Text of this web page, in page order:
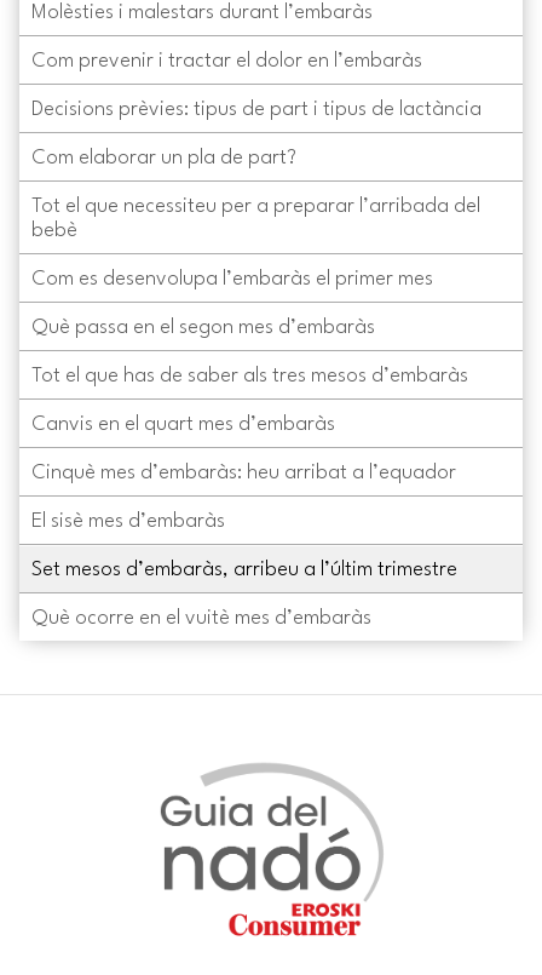
Molèsties i malestars durant l’embaràs
Com prevenir i tractar el dolor en l’embaràs
Decisions prèvies: tipus de part i tipus de lactància
Com elaborar un pla de part?
Tot el que necessiteu per a preparar l’arribada del
bebè
Com es desenvolupa l’embaràs el primer mes
Què passa en el segon mes d’embaràs
Tot el que has de saber als tres mesos d’embaràs
Canvis en el quart mes d’embaràs
Cinquè mes d’embaràs: heu arribat a l’equador
El sisè mes d’embaràs
Set mesos d’embaràs, arribeu a l’últim trimestre
Què ocorre en el vuitè mes d’embaràs